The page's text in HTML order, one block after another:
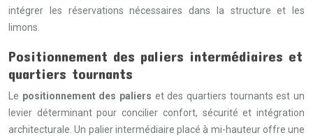
intégrer les réservations nécessaires dans la structure et les
limons.
Positionnement des paliers intermédiaires et
quartiers tournants
Le positionnement des paliers et des quartiers tournants est un
levier déterminant pour concilier confort, sécurité et intégration
architecturale. Un palier intermédiaire placé à mi-hauteur offre une